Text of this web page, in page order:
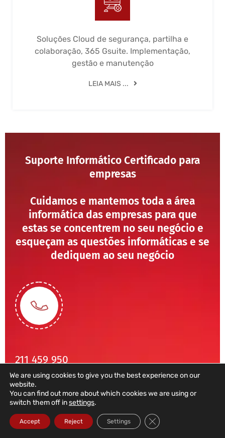
Soluções Cloud de segurança, partilha e
colaboração, 365 Gsuite. Implementação,
gestão e manutenção
LEIA MAIS ...
Suporte Informático Certificado para
empresas
Cuidamos e mantemos toda a área
informática das empresas para que
estas se concentrem no seu negócio e
esqueçam as questões informáticas e se
dediquem ao seu negócio
211 459 950
(Chamada para rede fixa nacional)
sales@dataroad.pt
We are using cookies to give you the best experience on our
website.
You can find out more about which cookies we are using or
switch them off insettings.
Accept Reject Settings Close GDPR Cookie